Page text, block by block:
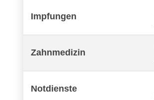
Impfungen
Zahnmedizin
Notdienste